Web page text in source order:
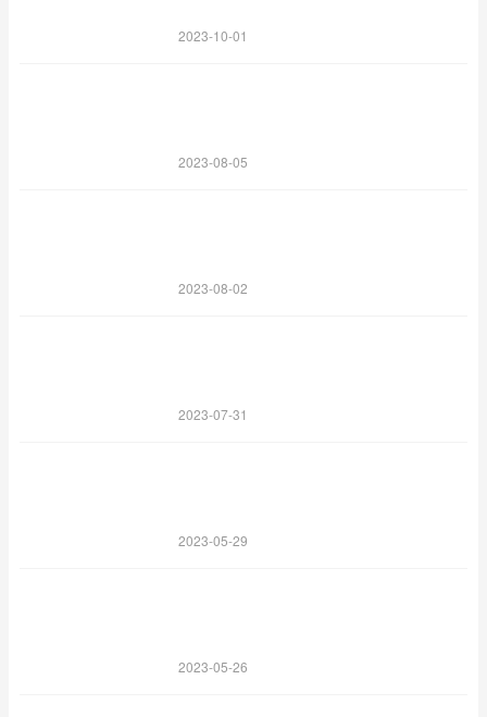
2023-10-01
2023-08-05
2023-08-02
2023-07-31
2023-05-29
2023-05-26